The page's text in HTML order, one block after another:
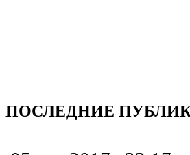
ПОСЛЕДНИЕ